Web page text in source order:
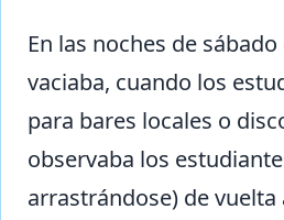
En las noches de
vaciaba, cuando los
para bares locales o
observaba los
arrastrándose) de